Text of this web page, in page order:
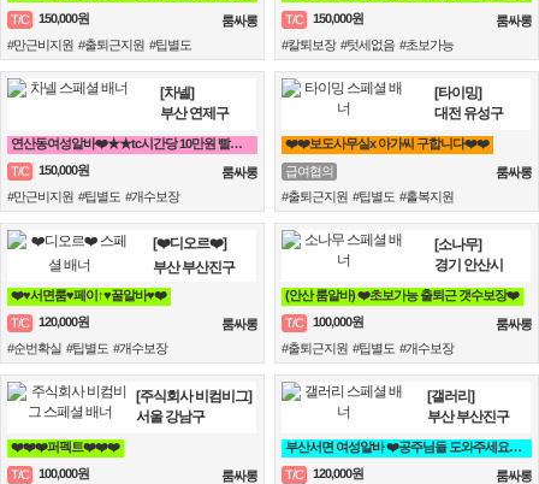
T/C
150,000원
룸싸롱
#만근비지원 #출퇴근지원 #팁별도
T/C
150,000원
룸싸롱
#칼퇴보장 #텃세없음 #초보가능
[차넬]
부산 연제구
연산동여성알바❤️★★tc시간당 10만원 빨리오세요★★ 조건 맞춰 드림❤️
T/C
150,000원
룸싸롱
#만근비지원 #팁별도 #개수보장
[타이밍]
대전 유성구
❤️❤️보도사무실x 아가씨 구합니다❤️❤️
급여협의
룸싸롱
#출퇴근지원 #팁별도 #홀복지원
[❤️디오르❤️]
부산 부산진구
❤️♥서면룸♥페이↑♥꿀알바♥❤️
T/C
120,000원
룸싸롱
#순번확실 #팁별도 #개수보장
[소나무]
경기 안산시
(안산 룸알바) ❤️초보가능 출퇴근 갯수보장❤️
T/C
100,000원
룸싸롱
#출퇴근지원 #팁별도 #개수보장
[주식회사 비컴비그]
서울 강남구
❤️❤️❤️퍼펙트❤️❤️❤️
T/C
100,000원
룸싸롱
[갤러리]
부산 부산진구
부산서면 여성알바 ❤️공주님들 도와주세요^^❤️
T/C
120,000원
룸싸롱